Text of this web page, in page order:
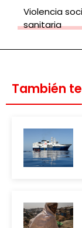
Violencia
sanitaria
También